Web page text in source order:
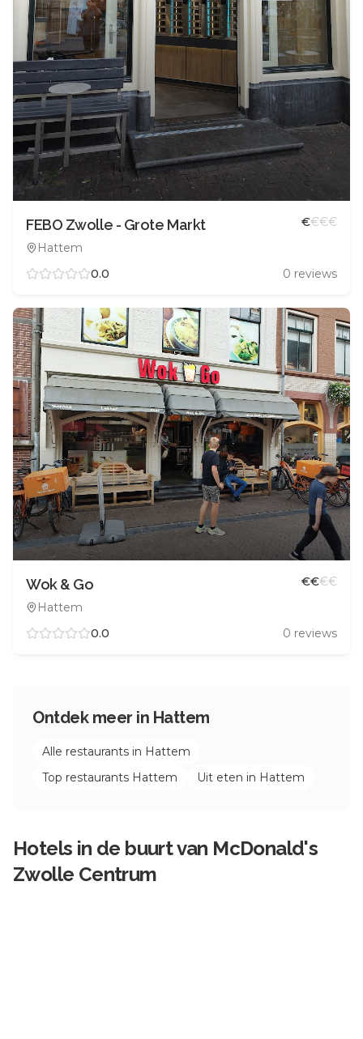
FEBO Zwolle - Grote Markt
Hattem
€€€€
0.0 0 reviews
Wok & Go
Hattem
€€€€
0.0 0 reviews
Ontdek meer in Hattem
Alle restaurants in Hattem
Top restaurants Hattem Uit eten in Hattem
Hotels in de buurt van McDonald's
Zwolle Centrum